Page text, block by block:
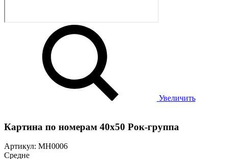
Увеличить
Картина по номерам 40х50 Рок-группа
Артикул: MH0006
Средне